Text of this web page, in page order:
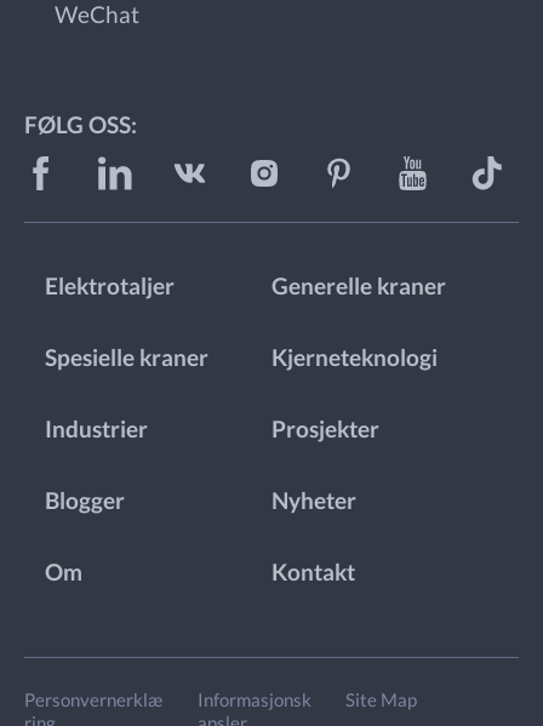
WeChat
FØLG OSS:
Elektrotaljer Generelle kraner
Spesielle kraner Kjerneteknologi
Industrier Prosjekter
Blogger Nyheter
Om Kontakt
Personvernerklæ
Informasjonsk
Site Map